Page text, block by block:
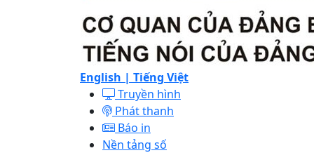
English | Tiếng Việt
Truyền hình
Phát thanh
Báo in
Nền tảng số